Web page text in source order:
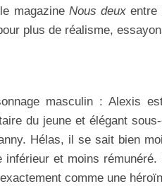
magazine Nous deux entre
plus de réalisme,
masculin : Alexis
du jeune et élégant
Hélas, il se sait bien
inférieur et moins
comme une